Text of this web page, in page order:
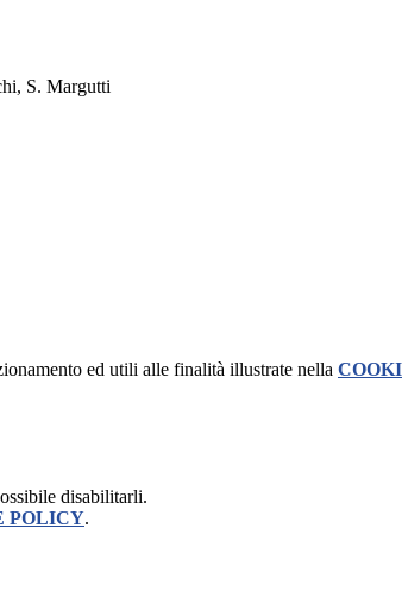
S. Margutti
ed utili alle finalità illustrate nella
disabilitarli.
POLICY.